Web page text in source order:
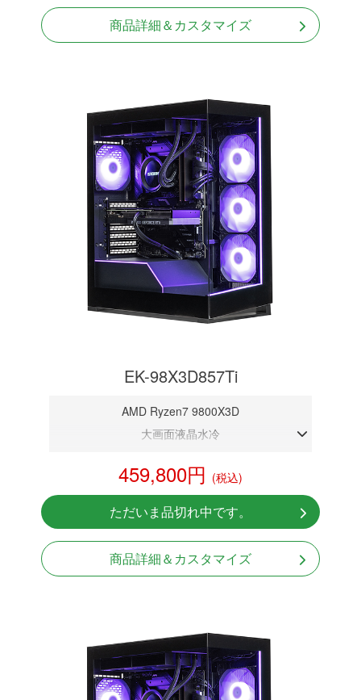
Windows11 Home 64bit
商品詳細＆カスタマイズ
EK-98X3D857Ti
AMD Ryzen7 9800X3D
大画面液晶水冷
RTX 5070Ti 16GB
NVMeSSD 1TB
無線LAN Bluetooth対応
Windows11 Home 64bit
459,800円 (税込)
ただいま品切れ中です。
商品詳細＆カスタマイズ